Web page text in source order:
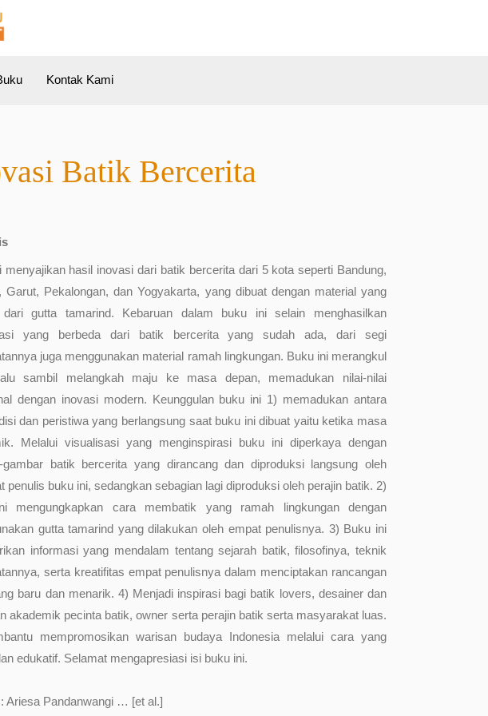
Kontak Kami
Batik Bercerita
menyajikan hasil inovasi dari batik bercerita dari 5 kota seperti Bandung,
Garut, Pekalongan, dan Yogyakarta, yang dibuat dengan material yang
dari gutta tamarind. Kebaruan dalam buku ini selain menghasilkan
yang berbeda dari batik bercerita yang sudah ada, dari segi
juga menggunakan material ramah lingkungan. Buku ini merangkul
sambil melangkah maju ke masa depan, memadukan nilai-nilai
dengan inovasi modern. Keunggulan buku ini 1) memadukan antara
dan peristiwa yang berlangsung saat buku ini dibuat yaitu ketika masa
Melalui visualisasi yang menginspirasi buku ini diperkaya dengan
gambar batik bercerita yang dirancang dan diproduksi langsung oleh
penulis buku ini, sedangkan sebagian lagi diproduksi oleh perajin batik. 2)
mengungkapkan cara membatik yang ramah lingkungan dengan
gutta tamarind yang dilakukan oleh empat penulisnya. 3) Buku ini
informasi yang mendalam tentang sejarah batik, filosofinya, teknik
serta kreatifitas empat penulisnya dalam menciptakan rancangan
baru dan menarik. 4) Menjadi inspirasi bagi batik lovers, desainer dan
akademik pecinta batik, owner serta perajin batik serta masyarakat luas.
mempromosikan warisan budaya Indonesia melalui cara yang
edukatif. Selamat mengapresiasi isi buku ini.
Ariesa Pandanwangi … [et al.]